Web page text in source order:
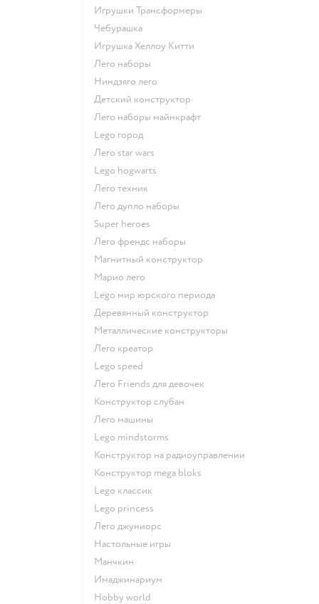
Игрушки Трансформеры
Чебурашка
Игрушка Хеллоу Китти
Лего наборы
Ниндзяго лего
Детский конструктор
Лего наборы майнкрафт
Lego город
Лего star wars
Lego hogwarts
Лего техник
Лего дупло наборы
Super heroes
Лего френдс наборы
Магнитный конструктор
Марио лего
Lego мир юрского периода
Деревянный конструктор
Металлические конструкторы
Лего креатор
Lego speed
Лего Friends для девочек
Конструктор слубан
Лего машины
Lego mindstorms
Конструктор на радиоуправлении
Конструктор mega bloks
Lego классик
Lego princess
Лего джуниорс
Настольные игры
Манчкин
Имаджинариум
Hobby world